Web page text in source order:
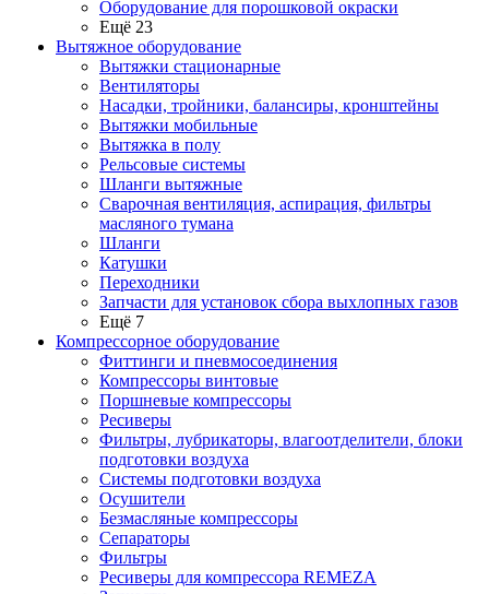
Оборудование для порошковой окраски
Ещё 23
Вытяжное оборудование
Вытяжки стационарные
Вентиляторы
Насадки, тройники, балансиры, кронштейны
Вытяжки мобильные
Вытяжка в полу
Рельсовые системы
Шланги вытяжные
Сварочная вентиляция, аспирация, фильтры
масляного тумана
Шланги
Катушки
Переходники
Запчасти для установок сбора выхлопных газов
Ещё 7
Компрессорное оборудование
Фиттинги и пневмосоединения
Компрессоры винтовые
Поршневые компрессоры
Ресиверы
Фильтры, лубрикаторы, влагоотделители, блоки
подготовки воздуха
Системы подготовки воздуха
Осушители
Безмасляные компрессоры
Сепараторы
Фильтры
Ресиверы для компрессора REMEZA